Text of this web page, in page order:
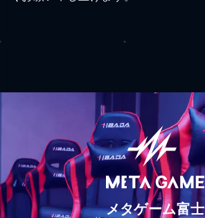
メタゲーム富士